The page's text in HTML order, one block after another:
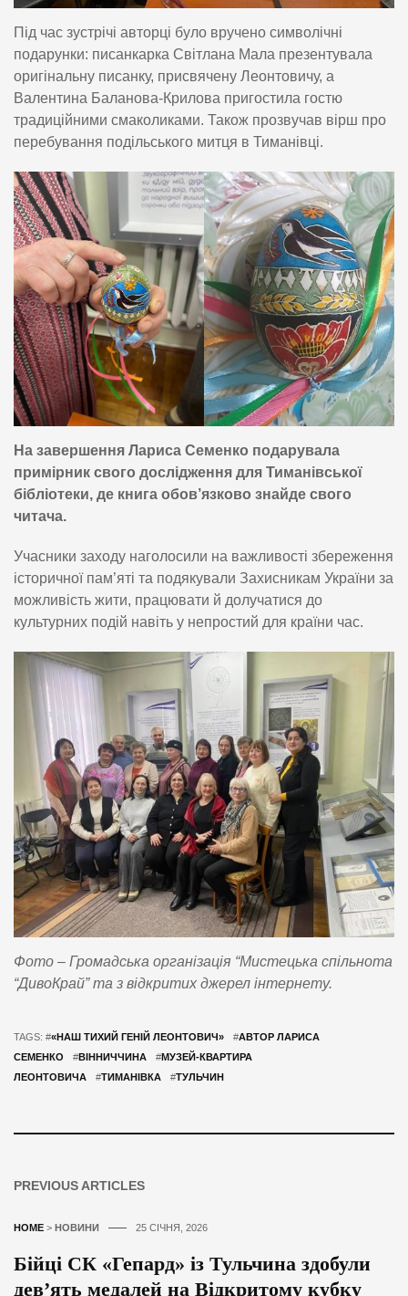
Під час зустрічі авторці було вручено символічні
подарунки: писанкарка Світлана Мала презентувала
оригінальну писанку, присвячену Леонтовичу, а
Валентина Баланова-Крилова пригостила гостю
традиційними смаколиками. Також прозвучав вірш про
перебування подільського митця в Тиманівці.
На завершення Лариса Семенко подарувала
примірник свого дослідження для Тиманівської
бібліотеки, де книга обов’язково знайде свого
читача.
Учасники заходу наголосили на важливості збереження
історичної пам’яті та подякували Захисникам України за
можливість жити, працювати й долучатися до
культурних подій навіть у непростий для країни час.
Фото – Громадська організація “Мистецька спільнота
“ДивоКрай” та з відкритих джерел інтернету.
TAGS: #«НАШ ТИХИЙ ГЕНІЙ ЛЕОНТОВИЧ» #АВТОР ЛАРИСА
СЕМЕНКО
#ВІННИЧЧИНА #МУЗЕЙ-КВАРТИРА
ЛЕОНТОВИЧА
#ТИМАНІВКА #ТУЛЬЧИН
PREVIOUS ARTICLES
HOME > НОВИНИ 25 СІЧНЯ, 2026
Бійці СК «Гепард» із Тульчина здобули
дев’ять медалей на Відкритому кубку